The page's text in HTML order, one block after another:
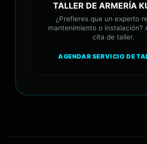
TALLER DE ARMERÍA
¿Prefieres que un experto
mantenimiento o instalación?
cita de taller.
AGENDAR SERVICIO DE